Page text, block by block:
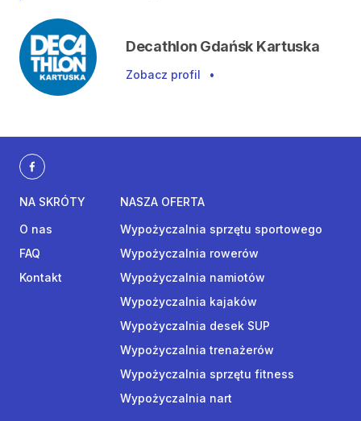
Decathlon Gdańsk Kartuska
Zobacz profil •
NA SKRÓTY
O nas
FAQ
Kontakt
NASZA OFERTA
Wypożyczalnia sprzętu sportowego
Wypożyczalnia rowerów
Wypożyczalnia namiotów
Wypożyczalnia kajaków
Wypożyczalnia desek SUP
Wypożyczalnia trenażerów
Wypożyczalnia sprzętu fitness
Wypożyczalnia nart